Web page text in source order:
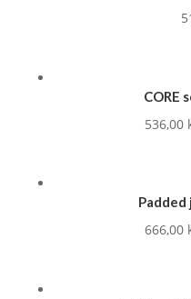
CORE
536,00
666,00